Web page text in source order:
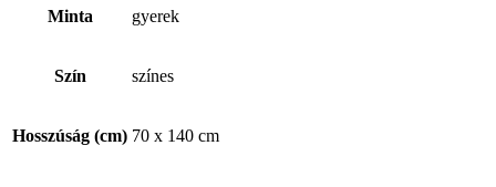
Minta gyerek
Szín színes
Hosszúság (cm) 70 x 140 cm